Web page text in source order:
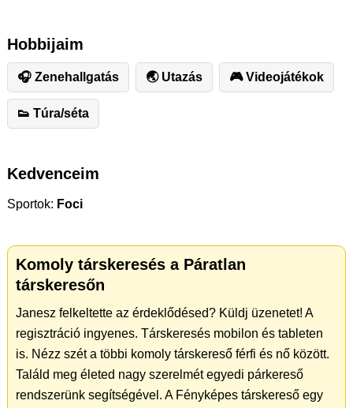
Hobbijaim
🎧 Zenehallgatás 🌏 Utazás 🎮 Videojátékok
👟 Túra/séta
Kedvenceim
Sportok: Foci
Komoly társkeresés a Páratlan
társkeresőn
Janesz felkeltette az érdeklődésed? Küldj üzenetet! A
regisztráció ingyenes. Társkeresés mobilon és tableten
is. Nézz szét a többi komoly társkereső férfi és nő között.
Találd meg életed nagy szerelmét egyedi párkereső
rendszerünk segítségével. A Fényképes társkereső egy